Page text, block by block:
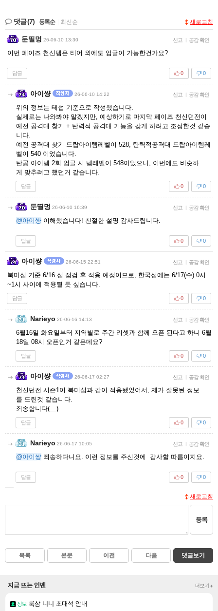
댓글(7) 등록순 최신순 새로고침
둔띨멍 26-06-10 13:30 신고 | 공감 확인
이번 페이즈 천신템은 티어 외에도 업글이 가능한건가요?
답글 0
0
아이썅 26-06-10 14:22 신고 | 공감 확인
위의 정보는 테섭 기준으로 작성했습니다.
실제로는 나와봐야 알겠지만, 예상하기로 마지막 페이즈 천신던전이
예전 공격대 찾기 + 탄력적 공격대 기능을 갖게 하려고 조정한것 같습
니다.
예전 공격대 찾기 드랍아이템레벨이 528, 탄력적공격대 드랍아이템레
벨이 540 이었습니다.
탄공 아이템 2회 업글 시 템레벨이 548이었으니, 이번에도 비슷하
게 맞추려고 했던거 같습니다.
답글 0
0
둔띨멍 26-06-10 16:39 신고 | 공감 확인
@아이썅 이해했습니다! 친절한 설명 감사드립니다.
답글 0
0
아이썅 26-06-15 22:51 신고 | 공감 확인
북미섭 기준 6/16 섭 점검 후 적용 예정이므로, 한국섭에는 6/17(수) 0시
~1시 사이에 적용될 듯 싶습니다.
답글 0
0
Narieyo 26-06-16 14:13 신고 | 공감 확인
6월16일 화요일부터 지역별로 주간 리셋과 함께 오픈 된다고 하니 6월
18일 08시 오픈인거 같은데요?
답글 0
0
아이썅 26-06-17 02:27 신고 | 공감 확인
천신던전 시즌1이 북미섭과 같이 적용됐었어서, 제가 잘못된 정보
를 드린것 같습니다.
죄송합니다(__)
답글 0
0
Narieyo 26-06-17 10:05 신고 | 공감 확인
@아이썅 죄송하다니요. 이런 정보를 주신것에 감사할 따름이지요.
답글 0
0
새로고침
등록
목록 본문 이전 다음 댓글보기
지금 뜨는 인벤 더보기+
정보 룩삼 니니 초대석 안내